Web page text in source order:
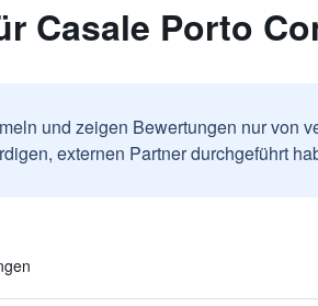
Casale Porto
und zeigen Bewertungen nur von
externen Partner durchgeführt